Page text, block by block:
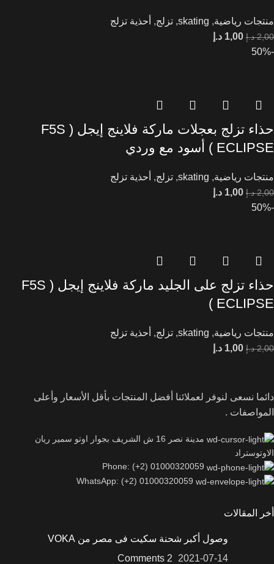
منتجات رياضية,
skating
, تزلج, أحذية تزلج
2,00 د.إ 1,00 د.إ
-50%
حذاء تزلج بعجلات ماركة فلاينج إيجل ( F5S
ECLIPSE ) أسود مع وردي
منتجات رياضية,
skating
, تزلج, أحذية تزلج
2,00 د.إ 1,00 د.إ
-50%
حذاء تزلج على الجليد ماركة فلاينج إيجل ( F5S
ECLIPSE )
منتجات رياضية,
skating
, تزلج, أحذية تزلج
2,00 د.إ 1,00 د.إ
دائما نسعى لنوفر لعملائنا أفضل المنتجات بأقل الأسعار وأعلى
المواصفات .
مدينة نصر 16 ش الشريف بجوار اوتو سمير ريان
الاوتوستراد
Phone: (+2) 01000320059
WhatsApp: (+2) 01000320059
أخر المقالات
وصول أكبر شحنة سكيت فى مصر من VOKA
2021-07-14
2 Comments